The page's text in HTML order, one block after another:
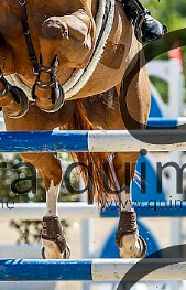
15,00 €